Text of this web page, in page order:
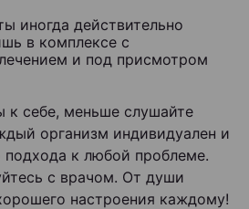
иногда действительно
в комплексе с
и под присмотром
к себе, меньше слушайте
организм индивидуален и
подхода к любой проблеме.
с врачом. От души
настроения каждому!